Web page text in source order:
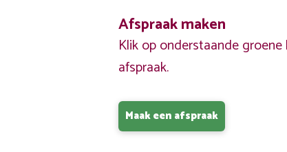
Afspraak maken
Klik op onderstaande
afspraak.
Maak een afspraak